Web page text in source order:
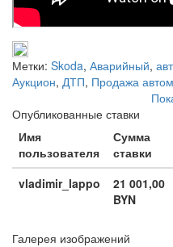
Метки: Skoda, Аварийный,
Аукцион, ДТП, Продажа
Опубликованные ставки
Имя
пользователя
Сумма
ставки
vladimir_lappo
21 001,00
BYN
Галерея изображений